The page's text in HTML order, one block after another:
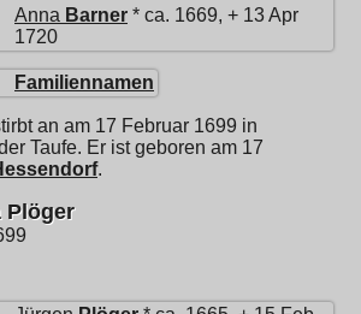
Anna Barner * ca. 1669, + 13 Apr
1720
Familiennamen
an am 17 Februar 1699 in
Taufe. Er ist geboren am 17
.
Plöger